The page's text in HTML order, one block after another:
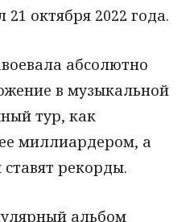
21 октября 2022 года.
абсолютно
в музыкальной
тур, как
миллиардером, а
рекорды.
альбом